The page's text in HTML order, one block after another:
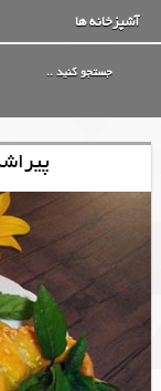
آشپزخانه ها